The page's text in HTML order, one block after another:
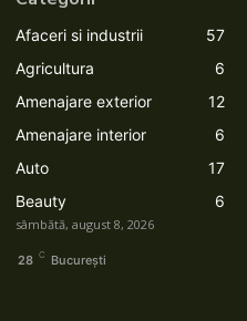
Afaceri si industrii
57
Agricultura
6
Amenajare exterior
12
Amenajare interior
6
Auto
17
Beauty
6
sâmbătă, august 8, 2026
28 C București